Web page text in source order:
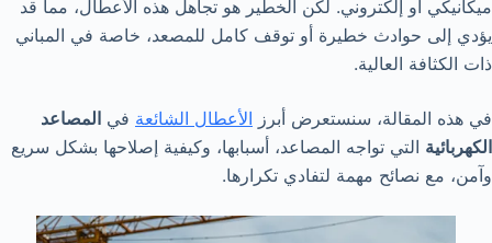
ميكانيكي أو إلكتروني. لكن الخطير هو تجاهل هذه الأعطال، مما قد
يؤدي إلى حوادث خطيرة أو توقف كامل للمصعد، خاصة في المباني
ذات الكثافة العالية.
في هذه المقالة، سنستعرض أبرز الأعطال الشائعة في المصاعد
الكهربائية التي تواجه المصاعد، أسبابها، وكيفية إصلاحها بشكل سريع
وآمن، مع نصائح مهمة لتفادي تكرارها.